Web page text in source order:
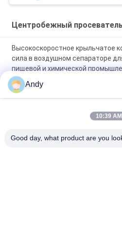
Центробежный
Высокоскоростное крыльчатое
сила в воздушном сепараторе
пищевой и химической
Stainless Steel Explosion-proof Air-
Screening Machine Air-flow
сверхтонкого порошка в
Andy
10:39 AM
Good day, what product are you